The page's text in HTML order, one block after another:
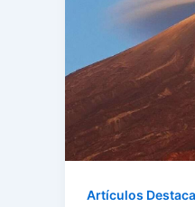
Artículos